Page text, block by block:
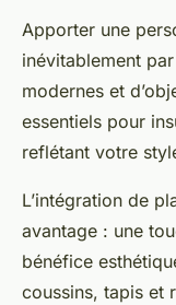
Apporter une
inévitablement
modernes et
essentiels pour
reflétant votre
L’intégration de
avantage : une
bénéfice
coussins, tapis et